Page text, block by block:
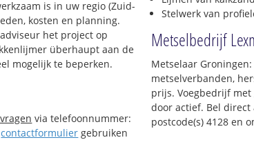
is in uw regio (Zuid-
kosten en planning.
het project op
überhaupt aan de
mogelijk te beperken.
via telefoonnummer:
contactformulier gebruiken
Stelwerk van
Metselbedrijf
Metselaar
metselverbanden,
prijs. Voegbedrijf
door actief. Bel
postcode(s) 4128 en